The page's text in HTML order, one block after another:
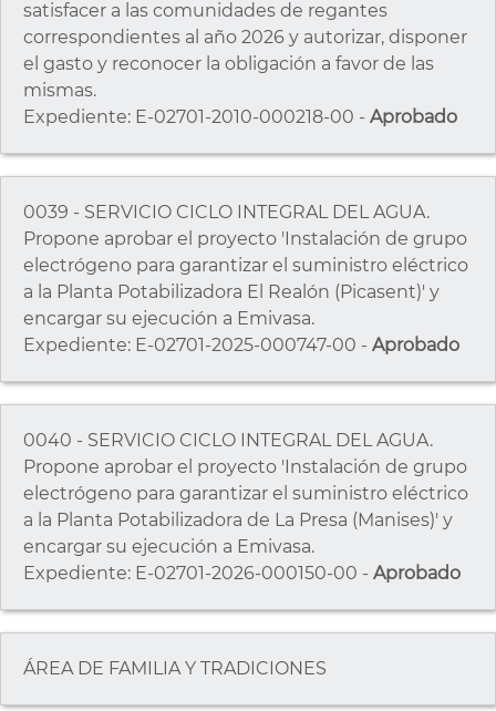
satisfacer a las comunidades de regantes
correspondientes al año 2026 y autorizar, disponer
el gasto y reconocer la obligación a favor de las
mismas.
Expediente: E-02701-2010-000218-00 - Aprobado
0039 - SERVICIO CICLO INTEGRAL DEL AGUA.
Propone aprobar el proyecto 'Instalación de grupo
electrógeno para garantizar el suministro eléctrico
a la Planta Potabilizadora El Realón (Picasent)' y
encargar su ejecución a Emivasa.
Expediente: E-02701-2025-000747-00 - Aprobado
0040 - SERVICIO CICLO INTEGRAL DEL AGUA.
Propone aprobar el proyecto 'Instalación de grupo
electrógeno para garantizar el suministro eléctrico
a la Planta Potabilizadora de La Presa (Manises)' y
encargar su ejecución a Emivasa.
Expediente: E-02701-2026-000150-00 - Aprobado
ÁREA DE FAMILIA Y TRADICIONES